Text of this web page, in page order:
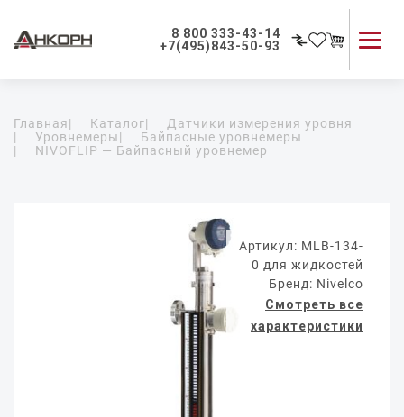
8 800 333-43-14
+7(495)843-50-93
Применение приборов
Главная| Каталог|
Датчики измерения уровня
|
Уровнемеры|
Байпасные уровнемеры
|
NIVOFLIP — Байпасный уровнемер
Артикул: MLB-134-
0 для жидкостей
Бренд: Nivelco
Смотреть все
характеристики